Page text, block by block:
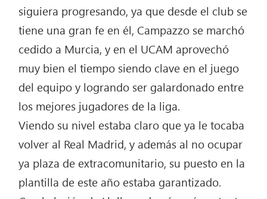
siguiera progresando, ya que desde el club se
tiene una gran fe en él, Campazzo se marchó
cedido a Murcia, y en el UCAM aprovechó
muy bien el tiempo siendo clave en el juego
del equipo y logrando ser galardonado entre
los mejores jugadores de la liga.
Viendo su nivel estaba claro que ya le tocaba
volver al Real Madrid, y además al no ocupar
ya plaza de extracomunitario, su puesto en la
plantilla de este año estaba garantizado.